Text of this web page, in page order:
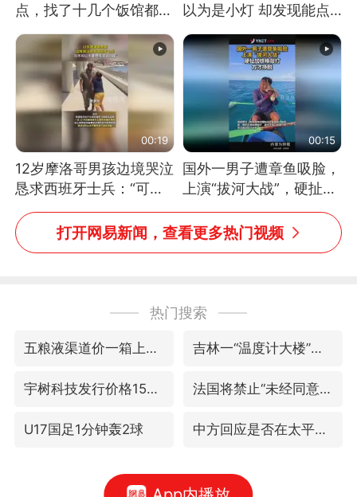
点，找了十几个饭馆都没
开门：午休到几点
以为是小灯 却发现能点
燃香烟 当事人：已报警
处理
00:19
12岁摩洛哥男孩边境哭泣
恳求西班牙士兵：“可不
可以不要把我遣返回国”
00:15
国外一男子遭章鱼吸脸，
上演“拔河大战”，硬扯加
铁棒敲打方才挣脱
打开网易新闻，查看更多热门视频
热门搜索
五粮液渠道价一箱上涨近百元 吉林一“温度计大楼”读数爆表
宇树科技发行价格150.80元/股 法国将禁止“未经同意的电话营销”
U17国足1分钟轰2球 中方回应是否在太平洋海底开采稀土